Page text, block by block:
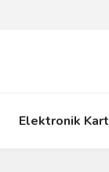
Elektronik Kart